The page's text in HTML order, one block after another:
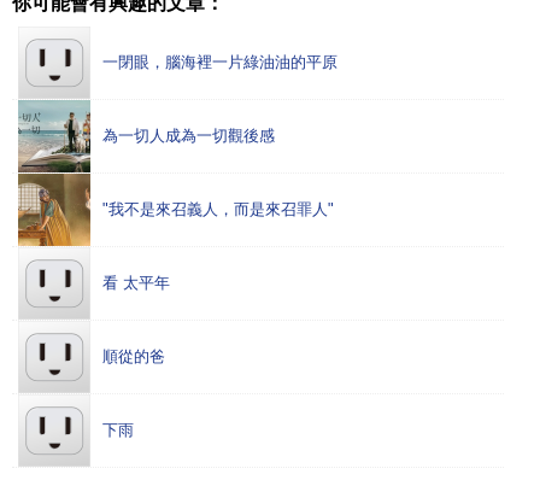
一閉眼，腦海裡一片綠油油的平原
為一切人成為一切觀後感
"我不是來召義人，而是來召罪人"
看 太平年
順從的爸
下雨